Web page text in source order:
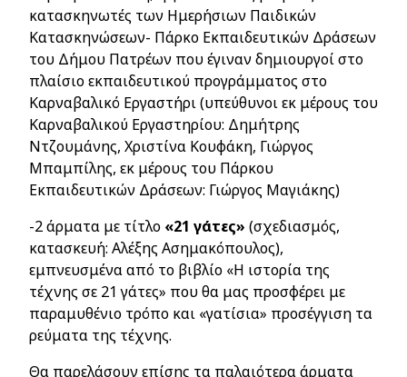
κατασκηνωτές των Ημερήσιων Παιδικών
Κατασκηνώσεων- Πάρκο Εκπαιδευτικών Δράσεων
του Δήμου Πατρέων που έγιναν δημιουργοί στο
πλαίσιο εκπαιδευτικού προγράμματος στο
Καρναβαλικό Εργαστήρι (υπεύθυνοι εκ μέρους του
Καρναβαλικού Εργαστηρίου: Δημήτρης
Ντζουμάνης, Χριστίνα Κουφάκη, Γιώργος
Μπαμπίλης, εκ μέρους του Πάρκου
Εκπαιδευτικών Δράσεων: Γιώργος Μαγιάκης)
-2 άρματα με τίτλο «21 γάτες» (σχεδιασμός,
κατασκευή: Αλέξης Ασημακόπουλος),
εμπνευσμένα από το βιβλίο «Η ιστορία της
τέχνης σε 21 γάτες» που θα μας προσφέρει με
παραμυθένιο τρόπο και «γατίσια» προσέγγιση τα
ρεύματα της τέχνης.
Θα παρελάσουν επίσης τα παλαιότερα άρματα